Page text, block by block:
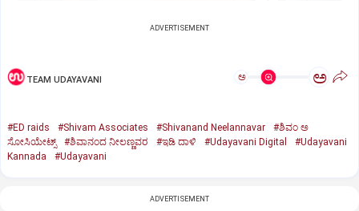
ADVERTISEMENT
TEAM UDAYAVANI ಅ ಅ
#ED raids #Shivam Associates #Shivanand Neelannavar
#ಶಿವಂ ಅ
ಸೋಸಿಯೇಟ್ಸ್
#ಶಿವಾನಂದ ನೀಲಣ್ಣವರ #ಇಡಿ ದಾಳಿ #Udayavani Digital
#Udayavani
Kannada
#Udayavani
ADVERTISEMENT